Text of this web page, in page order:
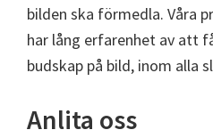
bilden ska förmedla. Våra
har lång erfarenhet av att
budskap på bild, inom alla
Anlita oss